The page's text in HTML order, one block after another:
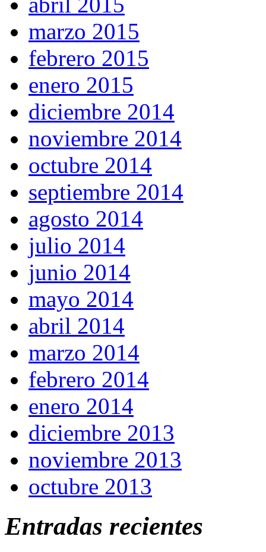
marzo 2015
febrero 2015
enero 2015
diciembre 2014
noviembre 2014
octubre 2014
septiembre 2014
agosto 2014
julio 2014
junio 2014
mayo 2014
abril 2014
marzo 2014
febrero 2014
enero 2014
diciembre 2013
noviembre 2013
octubre 2013
Entradas recientes